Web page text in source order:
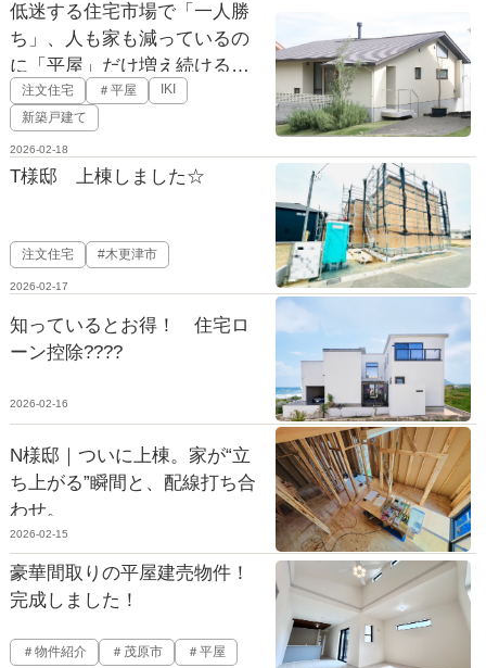
低迷する住宅市場で「一人勝
ち」、人も家も減っているの
に「平屋」だけ増え続けるワ
ケ
注文住宅 ＃平屋
IKI
新築戸建て
2026-02-18
T様邸 上棟しました☆
注文住宅 #木更津市
2026-02-17
知っているとお得！ 住宅ロ
ーン控除????
2026-02-16
N様邸｜ついに上棟。家が“立
ち上がる”瞬間と、配線打ち合
わせ。
2026-02-15
豪華間取りの平屋建売物件！
完成しました！
＃物件紹介 ＃茂原市 ＃平屋